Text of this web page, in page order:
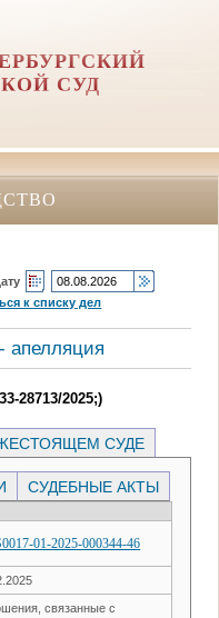
СУД
к списку дел
апелляция
28713/2025;)
СУДЕ
СУДЕБНЫЕ АКТЫ
01-2025-000344-46
связанные с